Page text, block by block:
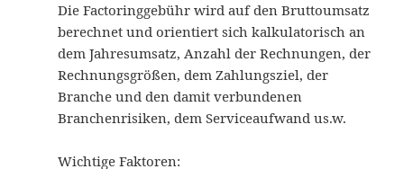
Die Factoringgebühr wird auf den Bruttoumsatz
berechnet und orientiert sich kalkulatorisch an
dem Jahresumsatz, Anzahl der Rechnungen, der
Rechnungsgrößen, dem Zahlungsziel, der
Branche und den damit verbundenen
Branchenrisiken, dem Serviceaufwand us.w.
Wichtige Faktoren: